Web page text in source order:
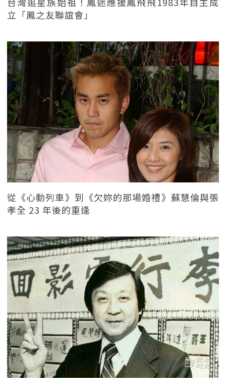
立「鳳之友聯誼會」
從《心動列車》到《欠妳的那場婚禮》蘇慧倫與張
孝全 23 年後的重逢